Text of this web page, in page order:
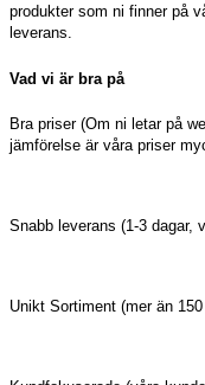
produkter som ni finner på
leverans.
Vad vi är bra på
Bra priser (Om ni letar på
jämförelse är våra priser
Snabb leverans (1-3 dagar,
Unikt Sortiment (mer än